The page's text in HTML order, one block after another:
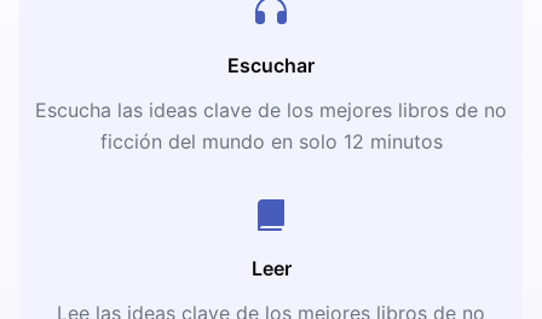
Escuchar
Escucha las ideas clave de los mejores libros de no
ficción del mundo en solo 12 minutos
Leer
Lee las ideas clave de los mejores libros de no